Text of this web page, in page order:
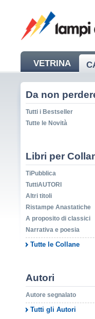
VETRINA
NEWS
Da non
Tutti i Bestseller
Tutte le Novità
Libri per
TiPubblica
TuttiAUTORI
Altri titoli
Ristampe Anastatiche
A proposito di classici
Narrativa e poesia
Tutte le Collane
Autori
Autore segnalato
Tutti gli Autori